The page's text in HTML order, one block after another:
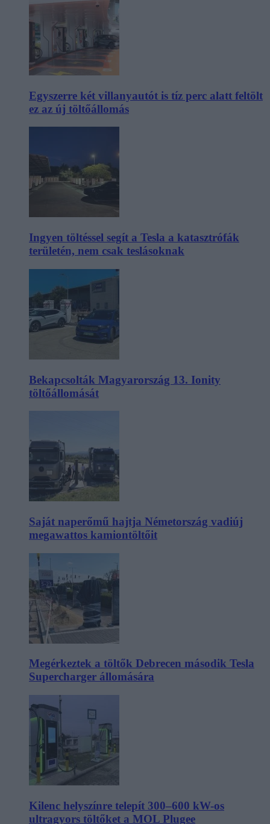
Egyszerre két villanyautót is tíz perc alatt feltölt
ez az új töltőállomás
Ingyen töltéssel segít a Tesla a katasztrófák
területén, nem csak teslásoknak
Bekapcsolták Magyarország 13. Ionity
töltőállomását
Saját naperőmű hajtja Németország vadiúj
megawattos kamiontöltőit
Megérkeztek a töltők Debrecen második Tesla
Supercharger állomására
Kilenc helyszínre telepít 300–600 kW-os
ultragyors töltőket a MOL Plugee